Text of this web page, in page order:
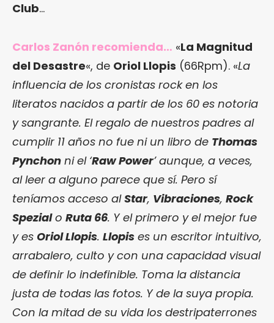
Club…
Carlos Zanón recomienda… «La Magnitud
del Desastre«, de Oriol Llopis (66Rpm). «La
influencia de los cronistas rock en los
literatos nacidos a partir de los 60 es notoria
y sangrante. El regalo de nuestros padres al
cumplir 11 años no fue ni un libro de Thomas
Pynchon ni el ‘Raw Power’ aunque, a veces,
al leer a alguno parece que sí. Pero sí
teníamos acceso alStar, Vibraciones, Rock
Spezialo Ruta 66. Y el primero y el mejor fue
y es Oriol Llopis. Llopis es un escritor intuitivo,
arrabalero, culto y con una capacidad visual
de definir lo indefinible. Toma la distancia
justa de todas las fotos. Y de la suya propia.
Con la mitad de su vida los destripaterrones